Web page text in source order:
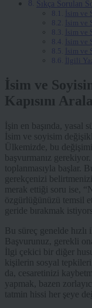
Sıkça Sorulan
İsim ve
İsim ve
İsim
İsim
İsim
İlgili
İsim ve
Kapısını
İşin en başında, yasal
İsim ve soyisim
Ülkemizde, bu
başvurmanız
toplanmasıyla başlar.
gerekçenizi
merak ettiği soru ise,
özgürlüğünüzü temsil
geride bırakmak
Bu süreç genelde
Başvurunuz, gerekli
İlgi çekici bir diğer
kişilerin sosyal
da, cesaretinizi
yapmak, bazen
tatmin hissi her şeye